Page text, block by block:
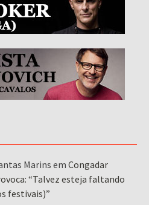
Marins emCongadar
“Talvez esteja faltando
festivais)”